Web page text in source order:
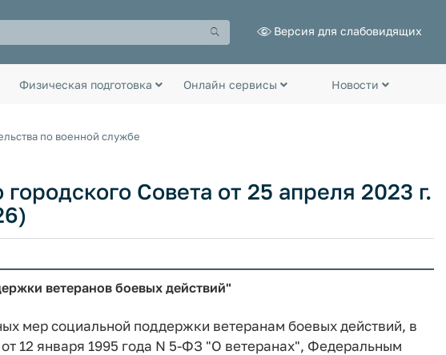
Версия для слабовидящих
Физическая подготовка Онлайн сервисы Новости
по военной службе
Совета от 25 апреля 2023 г.
ветеранов боевых действий"
мер социальной поддержки ветеранам боевых действий, в
12 января 1995 года N 5-ФЗ "О ветеранах", Федеральным